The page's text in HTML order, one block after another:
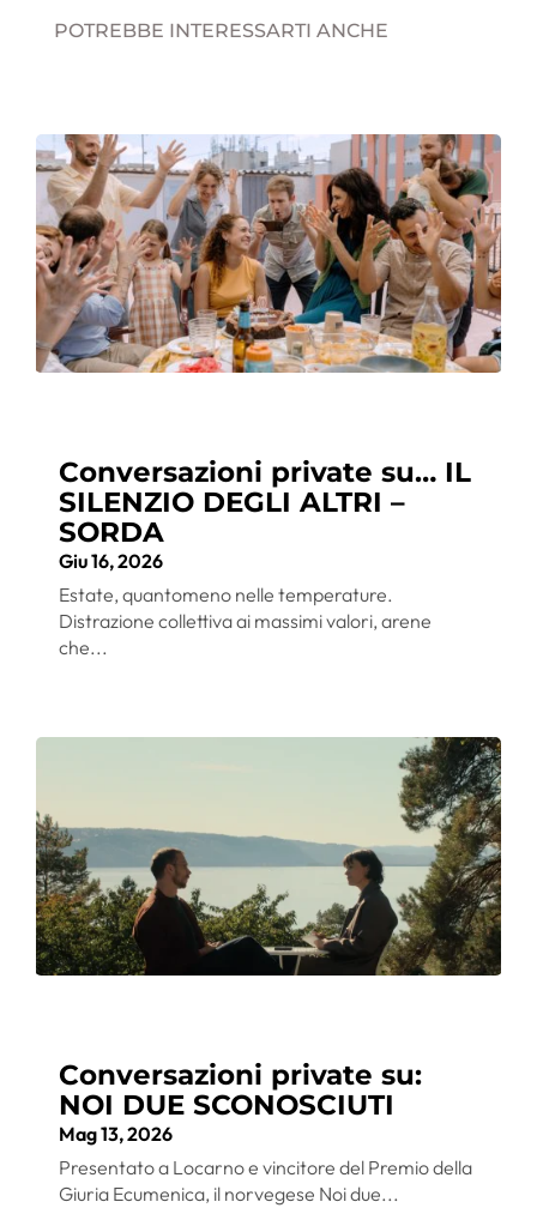
POTREBBE INTERESSARTI ANCHE
Conversazioni private su… IL
SILENZIO DEGLI ALTRI –
SORDA
Giu 16, 2026
Estate, quantomeno nelle temperature.
Distrazione collettiva ai massimi valori, arene
che...
Conversazioni private su:
NOI DUE SCONOSCIUTI
Mag 13, 2026
Presentato a Locarno e vincitore del Premio della
Giuria Ecumenica, il norvegese Noi due...